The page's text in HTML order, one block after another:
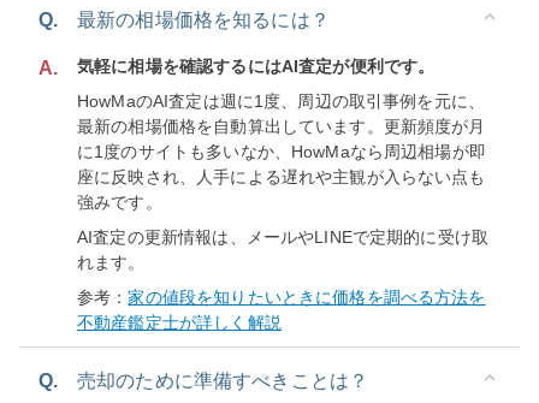
Q. 最新の相場価格を知るには？
A.
気軽に相場を確認するにはAI査定が便利です。
HowMaのAI査定は週に1度、周辺の取引事例を元に、
最新の相場価格を自動算出しています。更新頻度が月
に1度のサイトも多いなか、HowMaなら周辺相場が即
座に反映され、人手による遅れや主観が入らない点も
強みです。
AI査定の更新情報は、メールやLINEで定期的に受け取
れます。
参考：家の値段を知りたいときに価格を調べる方法を
不動産鑑定士が詳しく解説
Q. 売却のために準備すべきことは？